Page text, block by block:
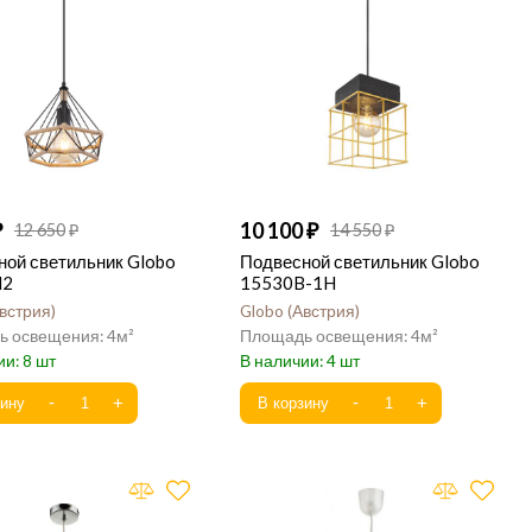
12 650
светильник Globo
4
8
10 100 14 550
Подвесной светильник Globo
15530B-1H
Globo Австрия
4
4